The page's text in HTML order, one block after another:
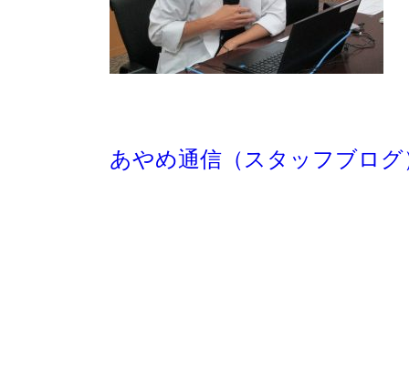
あやめ通信（スタッフブログ